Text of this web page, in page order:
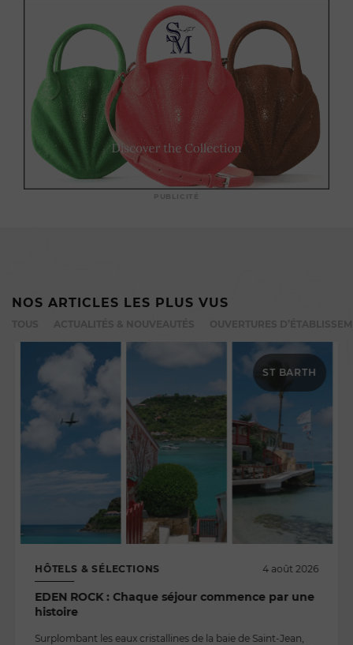
PUBLICITÉ
NOS ARTICLES LES PLUS VUS
ST BARTH
HÔTELS & SÉLECTIONS 4 août 2026
EDEN ROCK : Chaque séjour commence par une
histoire
Surplombant les eaux cristallines de la baie de Saint-Jean,